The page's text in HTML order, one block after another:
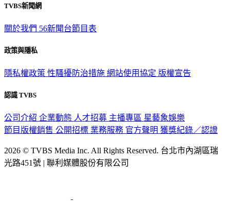
TVBS新聞網
關於我們 56新聞台節目表
政策與隱私
隱私權政策 性騷擾防治措施 網站使用協定 版權宣告
認識 TVBS
公司介紹 企業動態 人才招募 主播專區 星藝象娛樂
節目版權銷售 公開招標 業務服務 官方聲明 獲獎紀錄／認證
2026 © TVBS Media Inc. All Rights Reserved. 台北市內湖區瑞
光路451號 | 聯利媒體股份有限公司